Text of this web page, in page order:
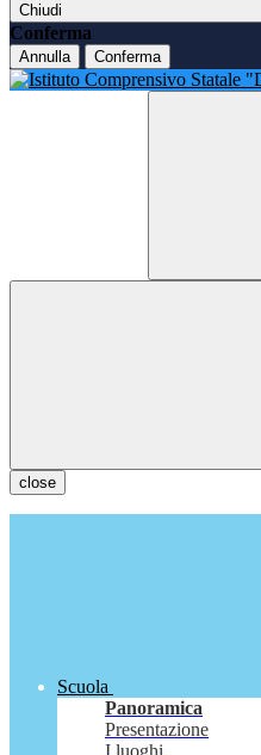
Chiudi
Conferma
Annulla Conferma
close
Scuola
Panoramica
Presentazione